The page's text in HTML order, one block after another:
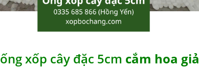
ống xốp cây đặc 5cm cắm hoa giả